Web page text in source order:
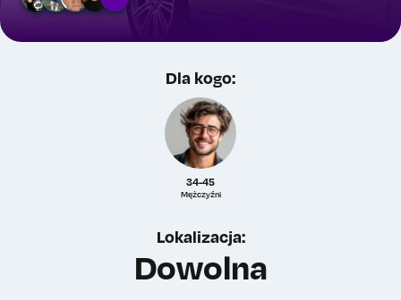
Dla kogo:
34-45
Mężczyźni
Lokalizacja:
Dowolna